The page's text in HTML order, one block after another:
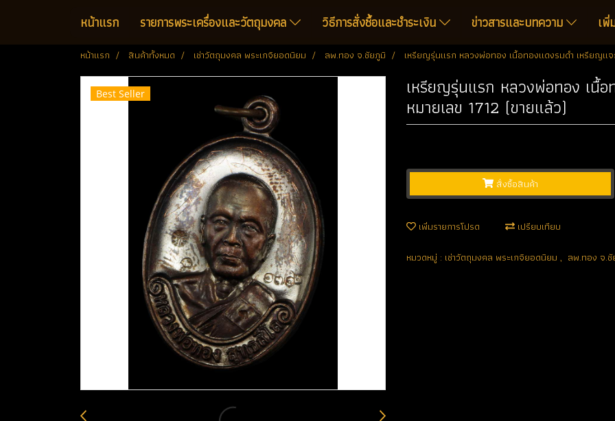
หน้าแรก รายการพระเครื่องและวัตถุมงคล วิธีการสั่งซื้อและชำระเงิน ข่าวสารและบทความ เพิ่
หน้าแรก สินค้าทั้งหมด เช่าวัตถุมงคล พระเกจิยอดนิยม ลพ.ทอง จ.ชัยภูมิ เหรียญรุ่นแรก หลวงพ่อทอง เนื้อทองแดงรมดำ เหรียญแจ
Best Seller เหรียญรุ่นแรก หลวงพ่อทอง เนื้
หมายเลข 1712 (ขายแล้ว)
สั่งซื้อสินค้า
เพิ่มรายการโปรด เปรียบเทียบ
หมวดหมู่ : เช่าวัตถุมงคล พระเกจิยอดนิยม , ลพ.ทอง จ.